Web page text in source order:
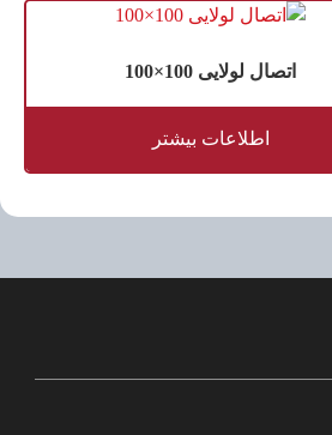
اتصال لولایی 100×100
اطلاعات بیشتر